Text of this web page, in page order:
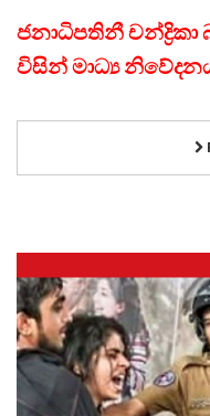
ජනාධිපතිනී චන්ද්‍රිකා
විසින් මාධ්‍ය